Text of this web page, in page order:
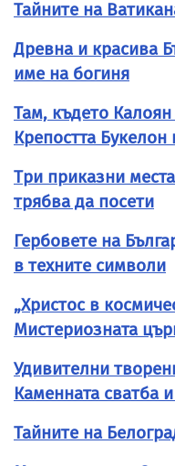
Тайните на
Древна и красива
име на богиня
Там, където
Крепостта
Три приказни
трябва да посети
Гербовете на
в техните символи
„Христос в
Мистериозната
Удивителни
Каменната сватба
Тайните на